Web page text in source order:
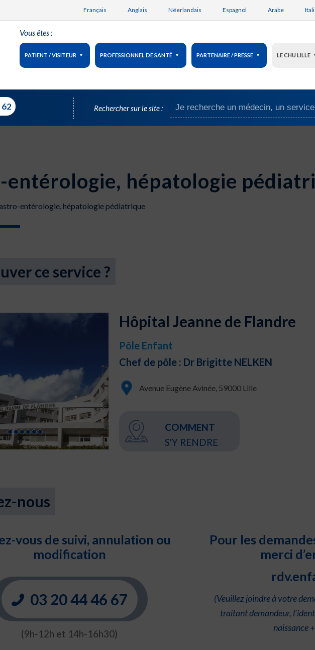
Français Anglais Néerlandais Espagnol Arabe
Vous êtes :
PATIENT / VISITEUR PROFESSIONNEL DE SANTÉ PARTENAIRE / PRESSE LE CHU LILLE
62 Rechercher sur le site :
entérologie, hépatologie
entérologie, hépatologie pédiatrique
ce service ?
Hôpital Jeanne de Flandre
Pôle Enfant
Chef de pôle : Dr Brigitte NELKEN
Avenue Eugène Avinée, 59000 Lille
COMMENT
S'Y RENDRE
nous
vous de suivi, annulation ou
modification
03 20 44 46 67
(9h-12h et 14h-16h30)
Pour les
merci
(Veuillez joindre à votre
traitant demandeur,
naissance +